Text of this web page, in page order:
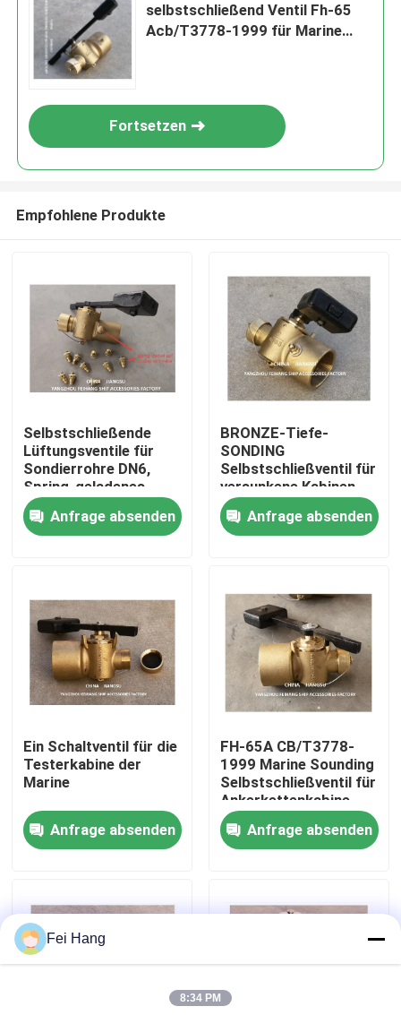
Startseite
Über uns
Fabrik Tour
Kontakt
Referenzen
Marine-Wasserfilter
Marine Sea Water Strainer
selbstschließend Ventil Fh-65
Acb/T3778-1999 für Marine
Fortsetzen
Empfohlene Produkte
Selbstschließende
Lüftungsventile für
Sondierrohre DN6,
Spring-geladenes
Selbstschließungsventil
Anfrage absenden
BRONZE-Tiefe-
SONDING
Selbstschließventil für
versunkene Kabinen
DN65 CB/T3778-99
Anfrage absenden
Ein Schaltventil für die
Testerkabine der
Marine
Anfrage absenden
FH-65A CB/T3778-
1999 Marine Sounding
Selbstschließventil für
Ankerkettenkabine
Anfrage absenden
Fei Hang
8:34 PM